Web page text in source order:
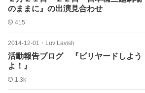
のままに』の出演見合わせ
415
2014-12-01 ・ Luv:Lavish
活動報告ブログ 『ビリヤードしよう
よ！』
1.3k